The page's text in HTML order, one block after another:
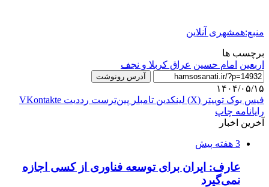
منبع:همشهری آنلاین
برچسب ها
اربعين امام حسین عراق‌ کربلا و نجف
آدرس رونوشت
۱۴۰۴/۰۵/۱۵
فیس بوک توییتر (X) لینکدین ‫تامبلر ‫پین‌ترست ‫رددیت ‫VKontakte
رایانامه چاپ
آخرین اخبار
3 هفته پیش
عارف: ایران برای توسعه فناوری از کسی اجازه
نمی‌گیرد